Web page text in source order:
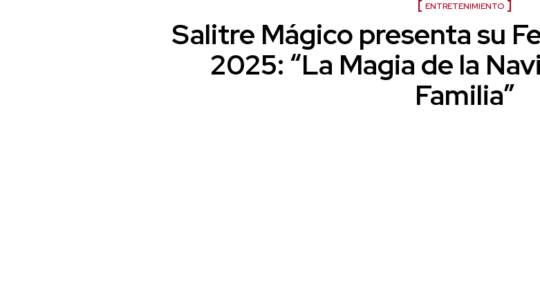
ENTRETENIMIENTO
Salitre Mágico presenta su
2025: “La Magia de la
Familia”